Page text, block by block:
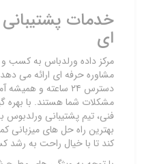
خدمات
ای
مرکز داده ورلدباس به کسب و
مشاوره حرفه ای ارائه می
دسترس ۲۴ ساعته و
مشکلات شما هستند. با بهره
فنی، تیم پشتیبانی ورلدبوس
بهترین راه حل های
کند تا با خیال راحت به رشد